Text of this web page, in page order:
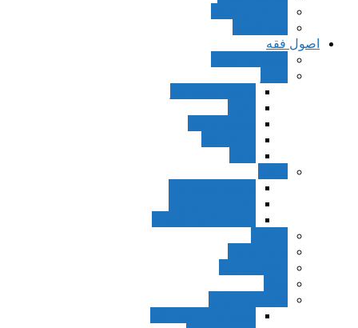
اصول فقه